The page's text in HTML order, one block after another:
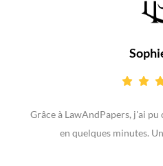
LawAndPapers, j'ai pu créer mes
en quelques minutes. Un vrai gain de